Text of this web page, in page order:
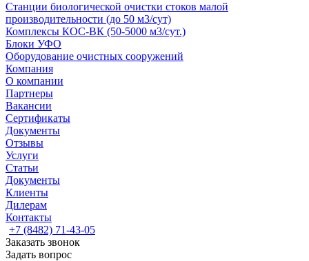
Станции биологической очистки стоков малой
производительности (до 50 м3/сут)
Комплексы КОС-ВК (50-5000 м3/сут.)
Блоки УФО
Оборудование очистных сооружений
Компания
О компании
Партнеры
Вакансии
Сертификаты
Документы
Отзывы
Услуги
Статьи
Документы
Клиенты
Дилерам
Контакты
+7 (8482) 71-43-05
Заказать звонок
Задать вопрос